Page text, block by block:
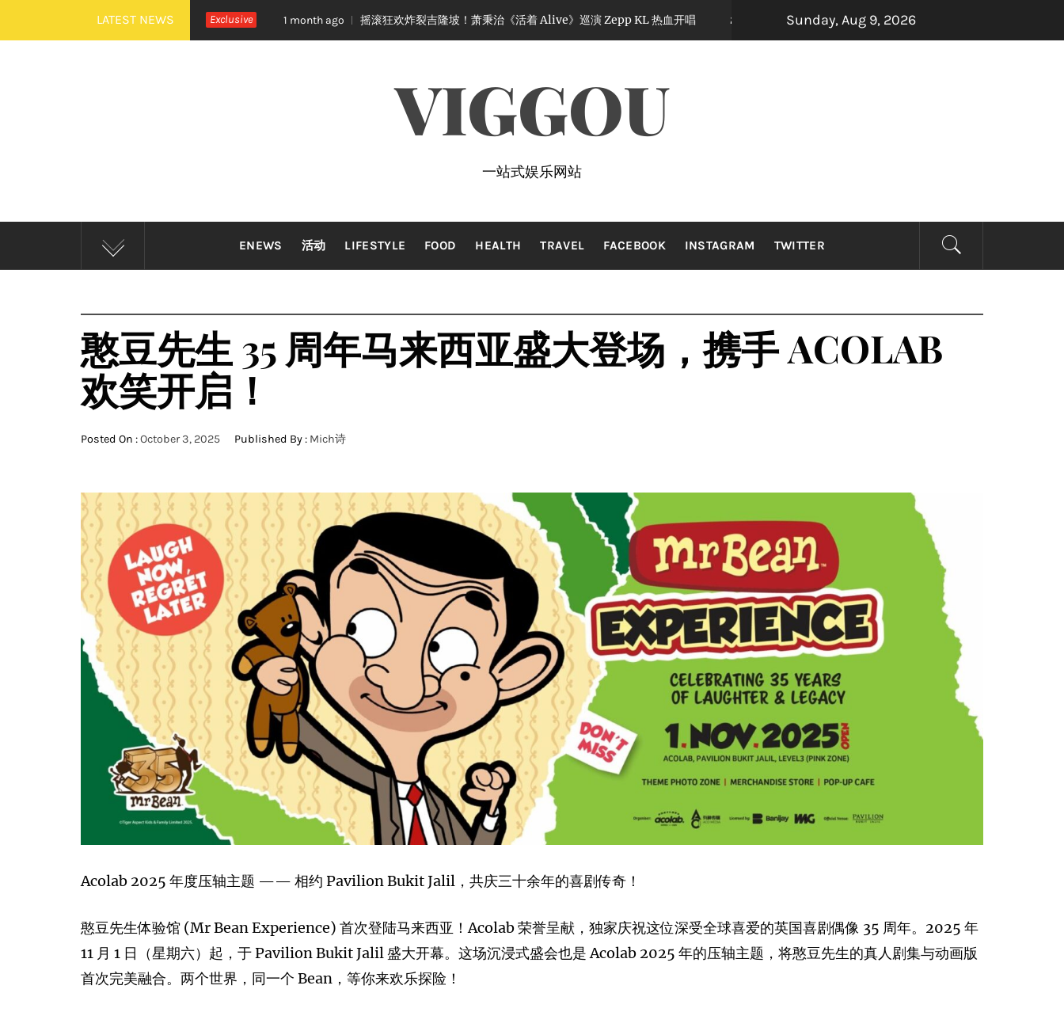
to
LATEST NEWS Exclusive
全新世界巡演大马站官宣！ 1 month ago 摇滚狂欢炸裂吉隆坡！萧秉治《活着 Alive》巡演 Zepp KL 热血开唱 2 months ago 四大印尼金曲制造机Dadali、Repvblik、Armada及
Sunday, Aug 9, 2026
VIGGOU
一站式娱乐网站
ENEWS 活动 LIFESTYLE FOOD HEALTH TRAVEL FACEBOOK INSTAGRAM TWITTER
憨豆先生 35 周年马来西亚盛大登场，携手 ACOLAB
欢笑开启！
Posted On :October 3, 2025 Published By : Mich诗
Acolab 2025 年度压轴主题 —— 相约 Pavilion Bukit Jalil，共庆三十余年的喜剧传奇！
憨豆先生体验馆 (Mr Bean Experience) 首次登陆马来西亚！Acolab 荣誉呈献，独家庆祝这位深受全球喜爱的英国喜剧偶像 35 周年。2025 年
11 月 1 日（星期六）起，于 Pavilion Bukit Jalil 盛大开幕。这场沉浸式盛会也是 Acolab 2025 年的压轴主题，将憨豆先生的真人剧集与动画版
首次完美融合。两个世界，同一个 Bean，等你来欢乐探险！